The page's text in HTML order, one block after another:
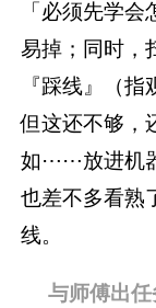
「必须先学
易掉；同时，
『踩线』（
但这还不够，
如⋯⋯放进机
也差不多看熟
线。
与师傅出